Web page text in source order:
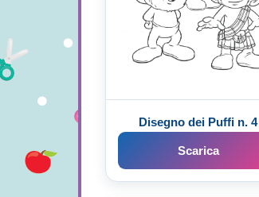
Disegno dei Puffi n. 4
Scarica